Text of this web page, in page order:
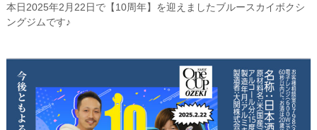
本日2025年2月22日で【10周年】を迎えましたブルースカイボクシ
ングジムです♪